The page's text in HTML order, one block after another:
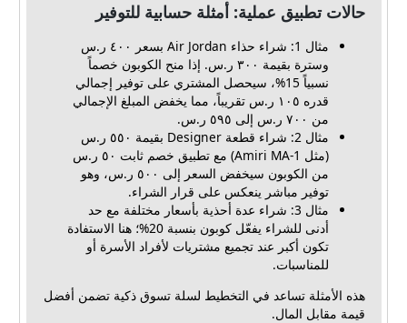
حالات تطبيق عملية: أمثلة حسابية للتوفير
مثال 1: شراء حذاء Air Jordan بسعر ٤٠٠ ر.س
وسترة بقيمة ٣٠٠ ر.س. إذا منح الكوبون خصماً
نسبياً 15%، سيحصل المشتري على توفير إجمالي
قدره ١٠٥ ر.س تقريباً، مما يخفض المبلغ الإجمالي
من ٧٠٠ ر.س إلى ٥٩٥ ر.س.
مثال 2: شراء قطعة Designer بقيمة ٥٥٠ ر.س
(مثل Amiri MA-1) مع تطبيق خصم ثابت ٥٠ ر.س
من الكوبون سيخفض السعر إلى ٥٠٠ ر.س، وهو
توفير مباشر ينعكس على قرار الشراء.
مثال 3: شراء عدة أحذية بأسعار مختلفة مع حد
أدنى للشراء يفعّل كوبون بنسبة 20%؛ هنا الاستفادة
تكون أكبر عند تجميع مشتريات لأفراد الأسرة أو
للمناسبات.
هذه الأمثلة تساعد في التخطيط لسلة تسوق ذكية تضمن أفضل
قيمة مقابل المال.